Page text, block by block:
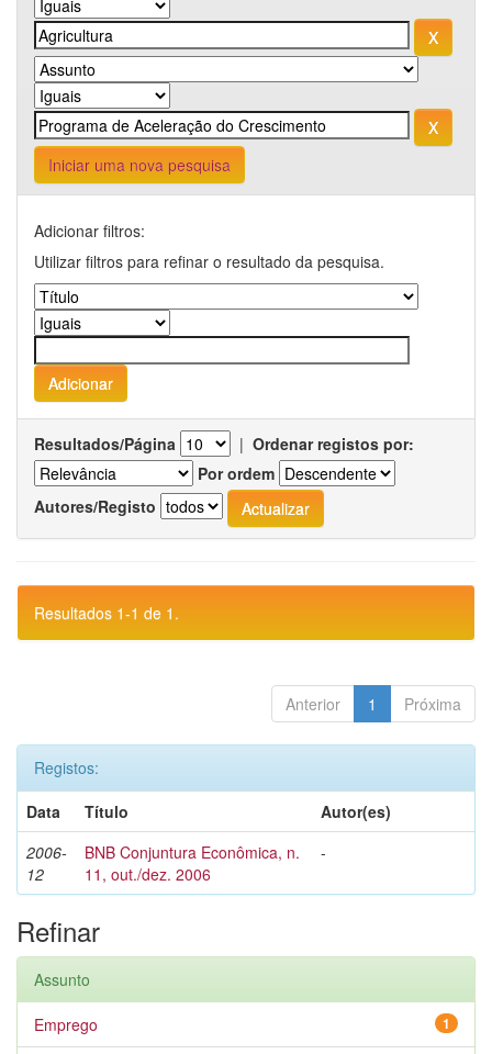
Iniciar uma nova pesquisa
Adicionar filtros:
Utilizar filtros para refinar o resultado da pesquisa.
Resultados/Página | Ordenar registos por:
Por ordem
Autores/Registo
Resultados 1-1 de 1.
Anterior 1 Próxima
Registos:
Data
Título
Autor(es)
2006-
12
BNB Conjuntura Econômica, n.
11, out./dez. 2006
-
Refinar
Assunto
1
Emprego